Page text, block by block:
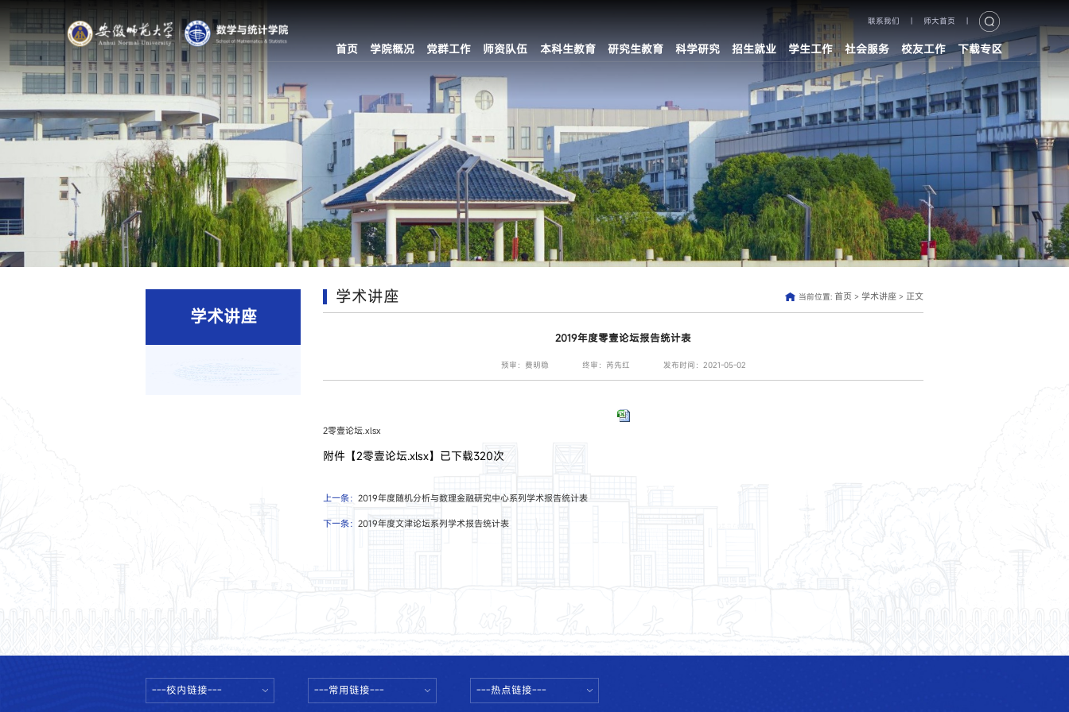
联系我们 师大首页
首页 学院概况 党群工作 师资队伍 本科生教育 研究生教育 科学研究 招生就业 学生工作 社会服务 校友工作 下载专区
学术讲座
学术讲座 当前位置:首页 >学术讲座 >正文
2019年度零壹论坛报告统计表
预审：费明稳 终审：芮先红 发布时间：2021-05-02
2零壹论坛.xlsx
附件【2零壹论坛.xlsx】已下载320次
上一条：2019年度随机分析与数理金融研究中心系列学术报告统计表
下一条：2019年度文津论坛系列学术报告统计表
---校内链接--- ---常用链接--- ---热点链接---